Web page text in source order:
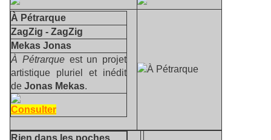
À Pétrarque
ZagZig - ZagZig
Mekas Jonas
À Pétrarqueest un projet
artistique pluriel et inédit
de Jonas Mekas.
Consulter
Rien dans les poches